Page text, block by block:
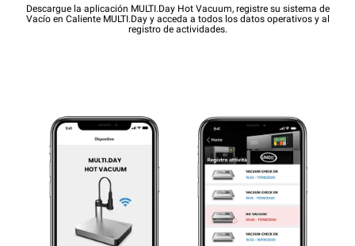
Descargue la aplicación MULTI.Day Hot Vacuum, registre su sistema de
Vacío en Caliente MULTI.Day y acceda a todos los datos operativos y al
registro de actividades.